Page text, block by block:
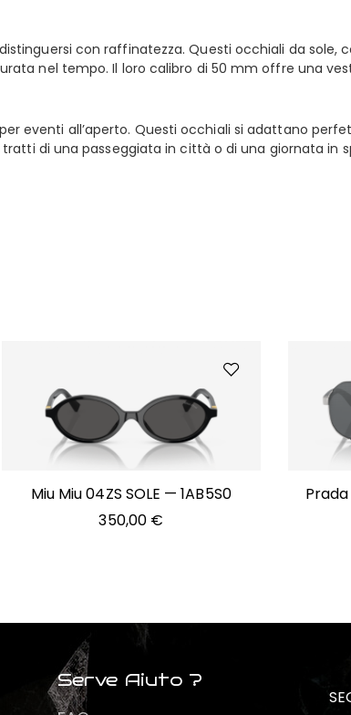
con raffinatezza. Questi occhiali da
nel tempo. Il loro calibro di 50 mm offre una
eventi all’aperto. Questi occhiali si adattano
di una passeggiata in città o di una giornata in
Miu Miu 04ZS SOLE — 1AB5S0
350,00 €
Prada
Serve Aiuto ?